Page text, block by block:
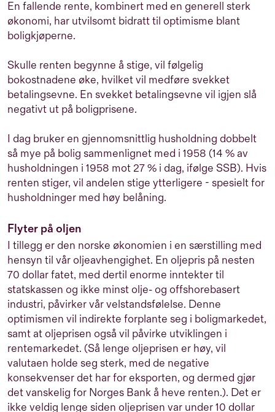
En fallende rente, kombinert med en generell sterk
økonomi, har utvilsomt bidratt til optimisme blant
boligkjøperne.
Skulle renten begynne å stige, vil følgelig
bokostnadene øke, hvilket vil medføre svekket
betalingsevne. En svekket betalingsevne vil igjen slå
negativt ut på boligprisene.
I dag bruker en gjennomsnittlig husholdning dobbelt
så mye på bolig sammenlignet med i 1958 (14 % av
husholdningen i 1958 mot 27 % i dag, ifølge SSB). Hvis
renten stiger, vil andelen stige ytterligere - spesielt for
husholdninger med høy belåning.
Flyter på oljen
I tillegg er den norske økonomien i en særstilling med
hensyn til vår oljeavhengighet. En oljepris på nesten
70 dollar fatet, med dertil enorme inntekter til
statskassen og ikke minst olje- og offshorebasert
industri, påvirker vår velstandsfølelse. Denne
optimismen vil indirekte forplante seg i boligmarkedet,
samt at oljeprisen også vil påvirke utviklingen i
rentemarkedet. (Så lenge oljeprisen er høy, vil
valutaen holde seg sterk, med de negative
konsekvenser det har for eksporten, og dermed gjør
det vanskelig for Norges Bank å heve renten.). Det er
ikke veldig lenge siden oljeprisen var under 10 dollar